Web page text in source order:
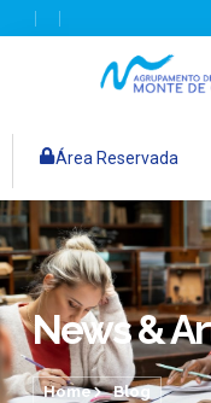
Área Reservada
News &
Home Blog